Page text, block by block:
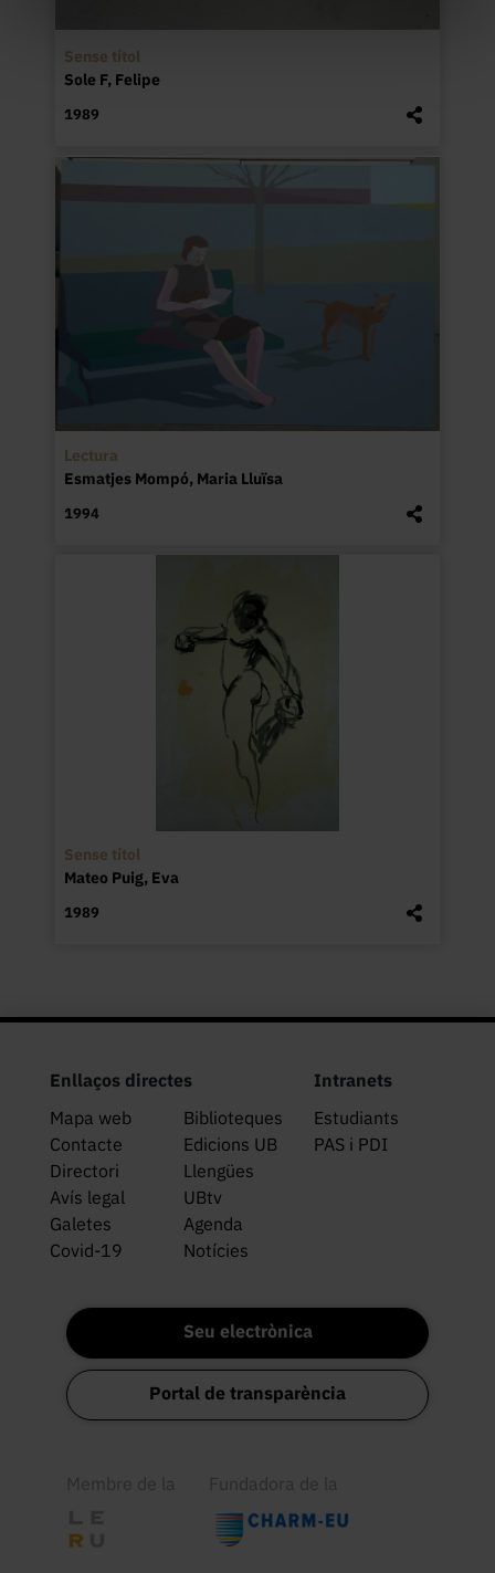
Sense títol
Sole F, Felipe
1989
Lectura
Esmatjes Mompó, Maria Lluïsa
1994
Sense títol
Mateo Puig, Eva
1989
Enllaços directes
Mapa web
Biblioteques
Contacte
Edicions UB
Directori
Llengües
Avís legal
UBtv
Galetes
Agenda
Covid-19
Notícies
Intranets
Estudiants
PAS i PDI
Seu electrònica
Portal de transparència
Membre de la Fundadora de la